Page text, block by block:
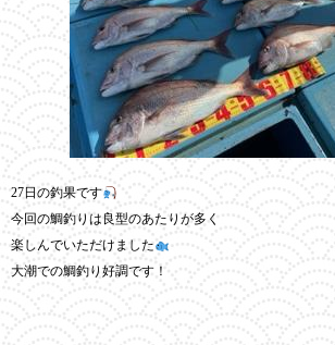
27日の釣果です
今回の鯛釣りは良型のあたりが多く
楽しんでいただけました
大潮での鯛釣り好調です！